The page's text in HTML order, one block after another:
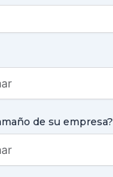
de su empresa?